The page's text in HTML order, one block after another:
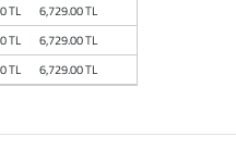
TL
6,729.00 TL
TL
6,729.00 TL
TL 6,729.00 TL